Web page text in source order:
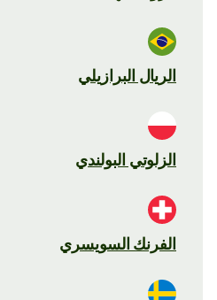
الريال البرازيلي
الزلوتي البولندي
الفرنك السويسري